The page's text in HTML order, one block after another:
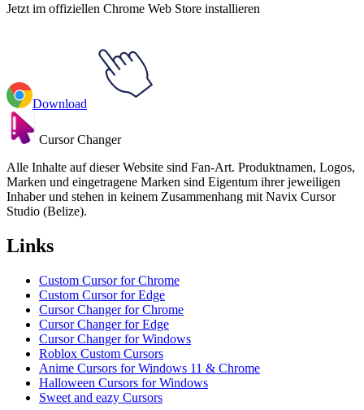
Jetzt im offiziellen Chrome Web Store installieren
Download
Cursor Changer
Alle Inhalte auf dieser Website sind Fan-Art. Produktnamen, Logos,
Marken und eingetragene Marken sind Eigentum ihrer jeweiligen
Inhaber und stehen in keinem Zusammenhang mit Navix Cursor
Studio (Belize).
Links
Custom Cursor for Chrome
Custom Cursor for Edge
Cursor Changer for Chrome
Cursor Changer for Edge
Cursor Changer for Windows
Roblox Custom Cursors
Anime Cursors for Windows 11 & Chrome
Halloween Cursors for Windows
Sweet and eazy Cursors